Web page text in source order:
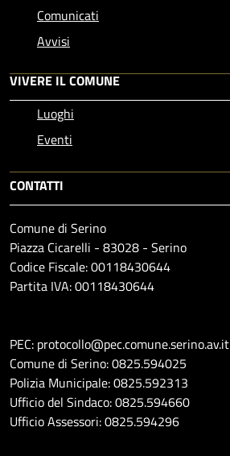
Comunicati
Avvisi
VIVERE IL COMUNE
Luoghi
Eventi
CONTATTI
Comune di Serino
Piazza Cicarelli - 83028 - Serino
Codice Fiscale: 00118430644
Partita IVA: 00118430644
PEC: protocollo@pec.comune.serino.av.it
Comune di Serino: 0825.594025
Polizia Municipale: 0825.592313
Ufficio del Sindaco: 0825.594660
Ufficio Assessori: 0825.594296